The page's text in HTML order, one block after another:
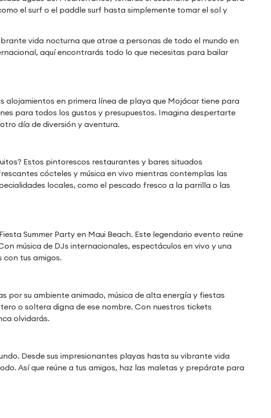
el surf o el paddle surf hasta simplemente tomar el sol y
vida nocturna que atrae a personas de todo el mundo en
aquí encontrarás todo lo que necesitas para bailar
alojamientos en primera línea de playa que Mojácar tiene para
para todos los gustos y presupuestos. Imagina despertarte
día de diversión y aventura.
Estos pintorescos restaurantes y bares situados
cócteles y música en vivo mientras contemplas las
locales, como el pescado fresco a la parrilla o las
Summer Party en Maui Beach. Este legendario evento reúne
música de DJs internacionales, espectáculos en vivo y una
tus amigos.
por su ambiente animado, música de alta energía y fiestas
o soltera digna de ese nombre. Con nuestros tickets
olvidarás.
Desde sus impresionantes playas hasta su vibrante vida
Así que reúne a tus amigos, haz las maletas y prepárate para